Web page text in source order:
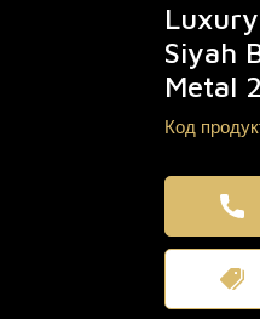
Siyah
Metal
Код